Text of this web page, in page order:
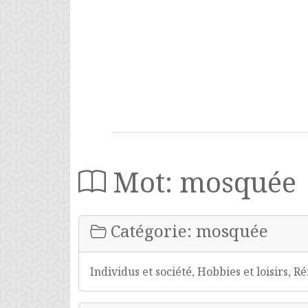
Mot: mosquée
Catégorie: mosquée
Individus et société, Hobbies et loisirs,